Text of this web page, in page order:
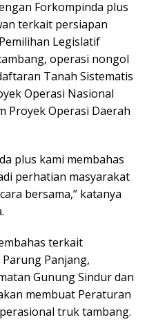
Forkompinda plus
terkait persiapan
Legislatif
operasi nongol
Tanah Sistematis
Operasi Nasional
Proyek Operasi Daerah
plus kami membahas
perhatian masyarakat
bersama,” katanya
terkait
Panjang,
Gunung Sindur dan
membuat Peraturan
truk tambang.